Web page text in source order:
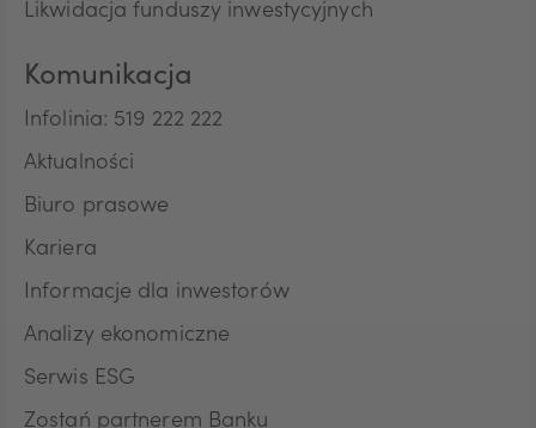
Likwidacja funduszy inwestycyjnych
Komunikacja
Infolinia: 519 222 222
Aktualności
Biuro prasowe
Kariera
Informacje dla inwestorów
Analizy ekonomiczne
Serwis ESG
Zostań partnerem Banku